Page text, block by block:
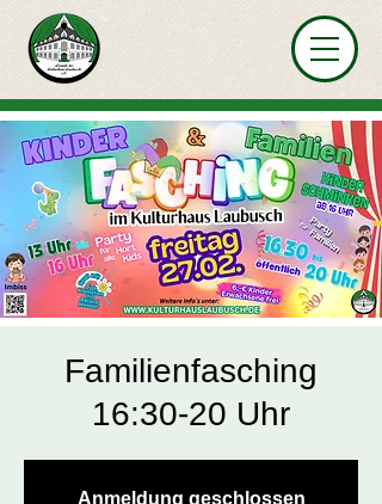
Familienfasching
16:30-20 Uhr
Anmeldung geschlossen